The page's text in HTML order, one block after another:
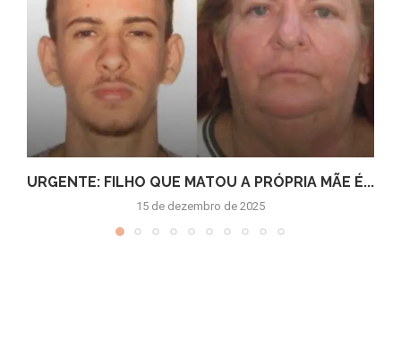
URGENTE: FILHO QUE MATOU A PRÓPRIA MÃE É...
15 de dezembro de 2025